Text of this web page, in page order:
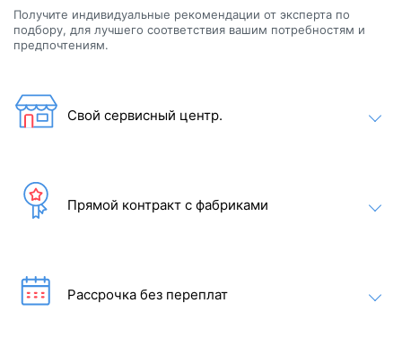
Доступные цвета
Получите индивидуальные рекомендации от эксперта по
подбору, для лучшего соответствия вашим потребностям и
предпочтениям.
Свой сервисный центр.
Прямой контракт с фабриками
Рассрочка без переплат